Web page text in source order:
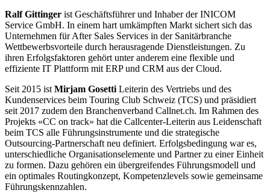
Ralf Gittinger ist Geschäftsführer und Inhaber der INICOM
Service GmbH. In einem hart umkämpften Markt sichert sich das
Unternehmen für After Sales Services in der Sanitärbranche
Wettbewerbsvorteile durch herausragende Dienstleistungen. Zu
ihren Erfolgsfaktoren gehört unter anderem eine flexible und
effiziente IT Plattform mit ERP und CRM aus der Cloud.
Seit 2015 ist Mirjam Gosetti Leiterin des Vertriebs und des
Kundenservices beim Touring Club Schweiz (TCS) und präsidiert
seit 2017 zudem den Branchenverband Callnet.ch. Im Rahmen des
Projekts «CC on track» hat die Callcenter-Leiterin aus Leidenschaft
beim TCS alle Führungsinstrumente und die strategische
Outsourcing-Partnerschaft neu definiert. Erfolgsbedingung war es,
unterschiedliche Organisationselemente und Partner zu einer Einheit
zu formen. Dazu gehören ein übergreifendes Führungsmodell und
ein optimales Routingkonzept, Kompetenzlevels sowie gemeinsame
Führungskennzahlen.